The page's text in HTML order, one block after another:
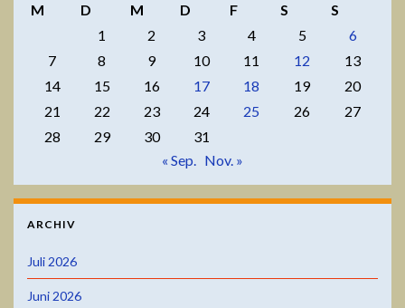
M
D M D F S
S
1
2 3 4 5
6
7
8 9 10 11 12
13
14
15 16 17 18 19
20
21
22 23 24 25 26
27
28
29 30
31
« Sep. Nov. »
ARCHIV
Juli 2026
Juni 2026